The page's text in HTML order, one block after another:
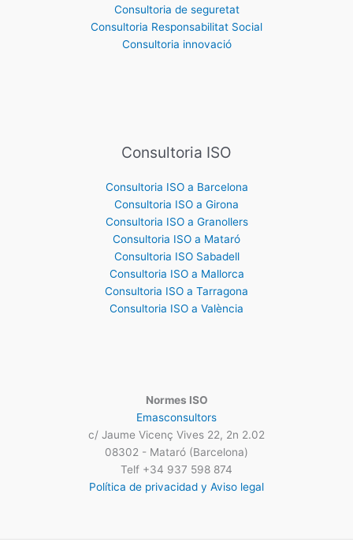
Consultoria de seguretat
Consultoria Responsabilitat Social
Consultoria innovació
Consultoria ISO
Consultoria ISO a Barcelona
Consultoria ISO a Girona
Consultoria ISO a Granollers
Consultoria ISO a Mataró
Consultoria ISO Sabadell
Consultoria ISO a Mallorca
Consultoria ISO a Tarragona
Consultoria ISO a València
Normes ISO
Emasconsultors
c/ Jaume Vicenç Vives 22, 2n 2.02
08302 - Mataró (Barcelona)
Telf +34 937 598 874
Política de privacidad y Aviso legal